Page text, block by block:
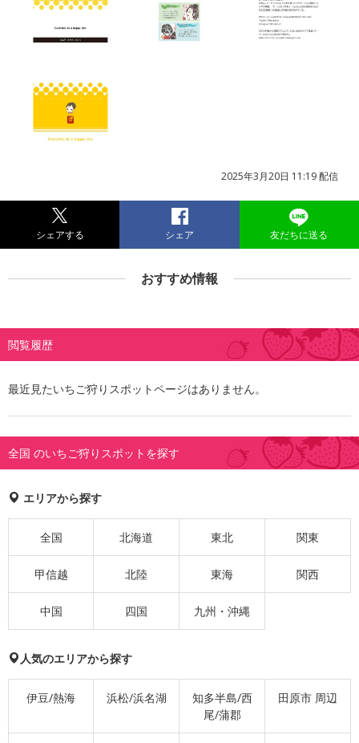
2025年3月20日 11:19 配信
シェアする シェア 友だちに送る
おすすめ情報
閲覧履歴
最近見たいちご狩りスポットページはありません。
全国 のいちご狩りスポットを探す
エリアから探す
全国 北海道 東北 関東
甲信越 北陸 東海 関西
中国 四国 九州・沖縄
人気のエリアから探す
伊豆/熱海 浜松/浜名湖
知多半島/西
尾/蒲郡
田原市 周辺